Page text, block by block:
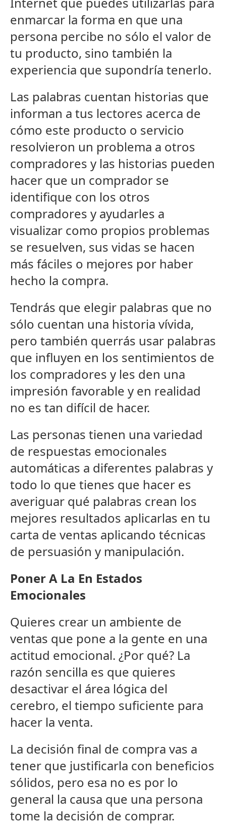
enmarcar la forma en que una
persona percibe no sólo el valor de
tu producto, sino también la
experiencia que supondría tenerlo.
Las palabras cuentan historias que
informan a tus lectores acerca de
cómo este producto o servicio
resolvieron un problema a otros
compradores y las historias pueden
hacer que un comprador se
identifique con los otros
compradores y ayudarles a
visualizar como propios problemas
se resuelven, sus vidas se hacen
más fáciles o mejores por haber
hecho la compra.
Tendrás que elegir palabras que no
sólo cuentan una historia vívida,
pero también querrás usar palabras
que influyen en los sentimientos de
los compradores y les den una
impresión favorable y en realidad
no es tan difícil de hacer.
Las personas tienen una variedad
de respuestas emocionales
automáticas a diferentes palabras y
todo lo que tienes que hacer es
averiguar qué palabras crean los
mejores resultados aplicarlas en tu
carta de ventas aplicando técnicas
de persuasión y manipulación.
Poner A La En Estados
Emocionales
Quieres crear un ambiente de
ventas que pone a la gente en una
actitud emocional. ¿Por qué? La
razón sencilla es que quieres
desactivar el área lógica del
cerebro, el tiempo suficiente para
hacer la venta.
La decisión final de compra vas a
tener que justificarla con beneficios
sólidos, pero esa no es por lo
general la causa que una persona
tome la decisión de comprar.